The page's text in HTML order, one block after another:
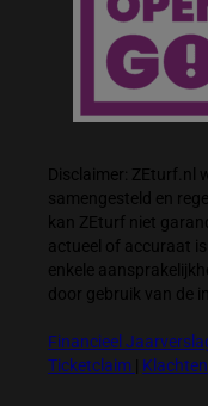
Disclaimer: ZEturf.nl
samengesteld en
kan ZEturf niet
actueel of accuraat
enkele
door gebruik van de
Financieel
Ticketclaim